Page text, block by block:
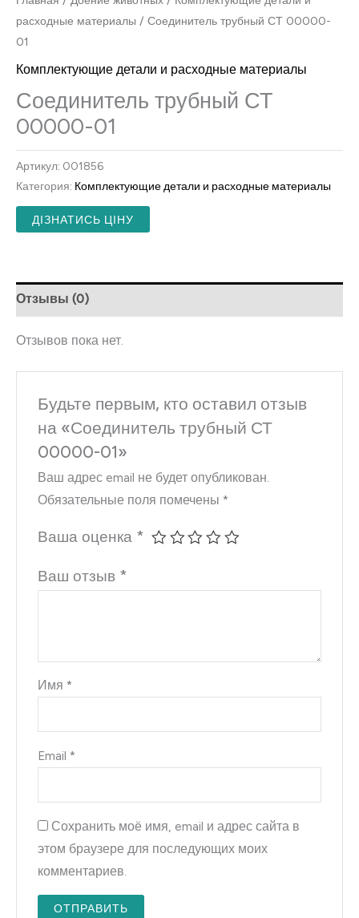
расходные материалы / Соединитель трубный СТ 00000-
01
Комплектующие детали и расходные материалы
Соединитель трубный СТ
00000-01
Артикул: 001856
Категория: Комплектующие детали и расходные материалы
ДІЗНАТИСЬ ЦІНУ
Отзывы (0)
Отзывов пока нет.
Будьте первым, кто оставил отзыв
на «Соединитель трубный СТ
00000-01»
Ваш адрес email не будет опубликован.
Обязательные поля помечены *
Ваша оценка *
Ваш отзыв *
Имя *
Email *
Сохранить моё имя, email и адрес сайта в
этом браузере для последующих моих
комментариев.